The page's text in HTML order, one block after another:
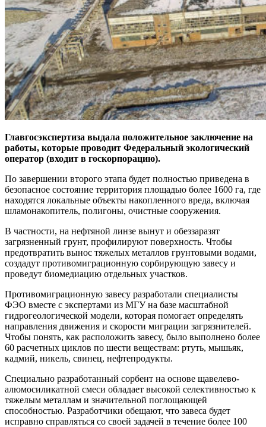
Главгосэкспертиза выдала положительное заключение на
работы, которые проводит Федеральный экологический
оператор (входит в госкорпорацию).
По завершении второго этапа будет полностью приведена в
безопасное состояние территория площадью более 1600 га, где
находятся локальные объекты накопленного вреда, включая
шламонакопитель, полигоны, очистные сооружения.
В частности, на нефтяной линзе вынут и обеззаразят
загрязненный грунт, профилируют поверхность. Чтобы
предотвратить вынос тяжелых металлов грунтовыми водами,
создадут противомиграционную сорбирующую завесу и
проведут биомедиацию отдельных участков.
Противомиграционную завесу разработали специалисты
ФЭО вместе с экспертами из МГУ на базе масштабной
гидрогеологической модели, которая помогает определять
направления движения и скорости миграции загрязнителей.
Чтобы понять, как расположить завесу, было выполнено более
60 расчетных циклов по шести веществам: ртуть, мышьяк,
кадмий, никель, свинец, нефтепродукты.
Специально разработанный сорбент на основе щавелево-
алюмосиликатной смеси обладает высокой селективностью к
тяжелым металлам и значительной поглощающей
способностью. Разработчики обещают, что завеса будет
исправно справляться со своей задачей в течение более 100